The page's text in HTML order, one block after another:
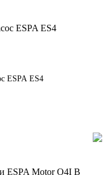
ESPA ES4